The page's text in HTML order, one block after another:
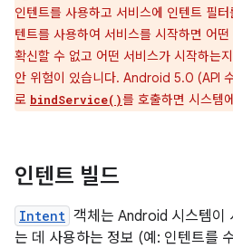
인텐트를 사용하고 서비스에 인텐트 필
텐트를 사용하여 서비스를 시작하면 어
확신할 수 없고 어떤 서비스가 시작하는
안 위험이 있습니다. Android 5.0 (API
로 bindService()를 호출하면 시스템
인텐트 빌드
Intent 객체는 Android 시스템이
는 데 사용하는 정보 (예: 인텐트를